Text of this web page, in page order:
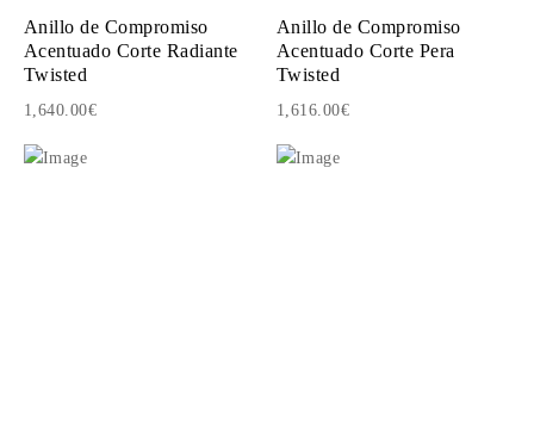
Anillo de Compromiso
Acentuado Corte Radiante
Twisted
1,640.00€
Anillo de Compromiso
Acentuado Corte Pera
Twisted
1,616.00€